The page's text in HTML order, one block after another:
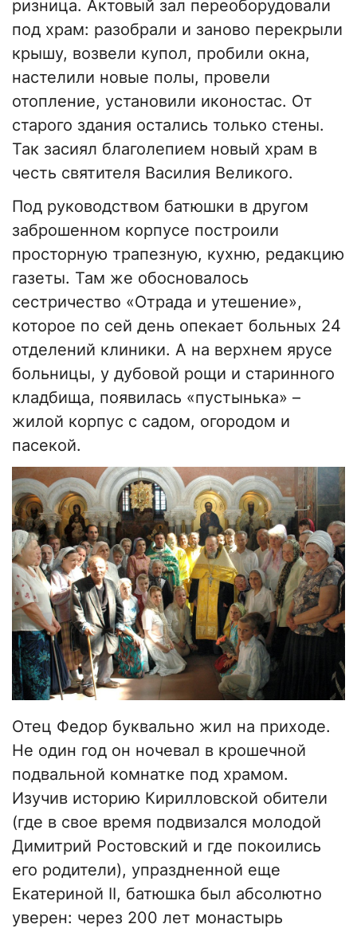
ризница. Актовый зал переоборудовали
под храм: разобрали и заново перекрыли
крышу, возвели купол, пробили окна,
настелили новые полы, провели
отопление, установили иконостас. От
старого здания остались только стены.
Так засиял благолепием новый храм в
честь святителя Василия Великого.
Под руководством батюшки в другом
заброшенном корпусе построили
просторную трапезную, кухню, редакцию
газеты. Там же обосновалось
сестричество «Отрада и утешение»,
которое по сей день опекает больных 24
отделений клиники. А на верхнем ярусе
больницы, у дубовой рощи и старинного
кладбища, появилась «пустынька» –
жилой корпус с садом, огородом и
пасекой.
Отец Федор буквально жил на приходе.
Не один год он ночевал в крошечной
подвальной комнатке под храмом.
Изучив историю Кирилловской обители
(где в свое время подвизался молодой
Димитрий Ростовский и где покоились
его родители), упраздненной еще
Екатериной II, батюшка был абсолютно
уверен: через 200 лет монастырь